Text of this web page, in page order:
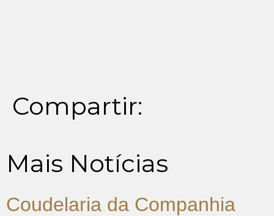
Compartir:
Mais Notícias
Coudelaria da Companhia